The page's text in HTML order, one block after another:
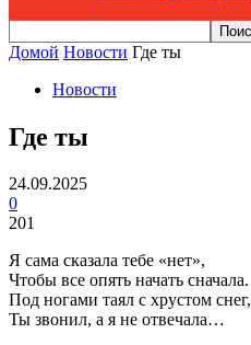
Домой Новости Где ты
Новости
Где ты
24.09.2025
0
201
Я сама сказала тебе «нет»,
Чтобы все опять начать сначала.
Под ногами таял с хрустом снег,
Ты звонил, а я не отвечала…